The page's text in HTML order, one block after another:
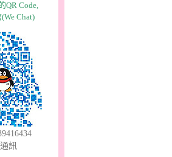
QR Code,
Chat)
訊